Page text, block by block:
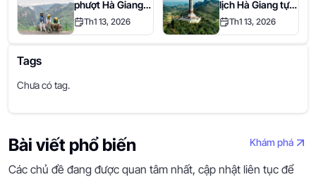
phượt Hà Giang
bằng xe máy chi
tiết nhất
Th1 13, 2026
lịch Hà Giang tự
túc từ A đến Z
mới nhất 2026
Th1 13, 2026
Tags
Chưa có tag.
Bài viết phổ biến Khám phá
Các chủ đề đang được quan tâm nhất, cập nhật liên tục để